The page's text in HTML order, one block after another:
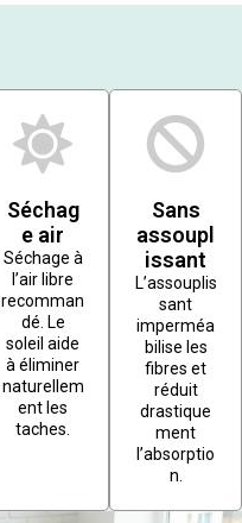
Séchag
e air
Séchage à
l’air libre
recomman
dé. Le
soleil aide
à éliminer
naturellem
ent les
taches.
Sans
assoupl
issant
L’assouplis
sant
imperméa
bilise les
fibres et
réduit
drastique
ment
l’absorptio
n.